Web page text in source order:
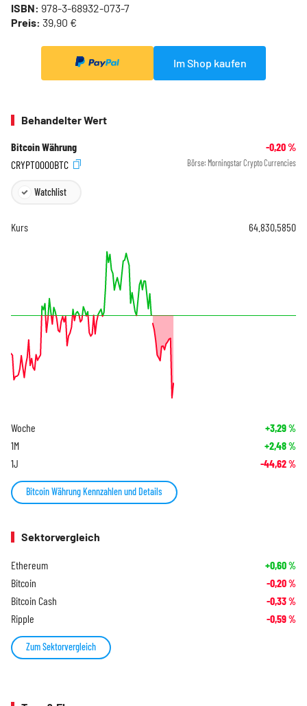
ISBN: 978-3-68932-073-7
Preis: 39,90 €
Im Shop kaufen
Behandelter Wert
Bitcoin Währung -0,20%
CRYPT0000BTC
Börse: Morningstar Crypto Currencies
Watchlist
Kurs 64.830,5850
Woche +3,29%
1M +2,48%
1J -44,62%
Bitcoin Währung Kennzahlen und Details
Sektorvergleich
Ethereum +0,60%
Bitcoin -0,20%
Bitcoin Cash -0,33%
Ripple -0,59%
Zum Sektorvergleich